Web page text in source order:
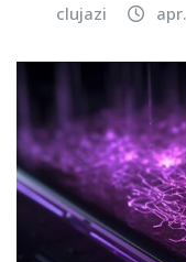
clujazi